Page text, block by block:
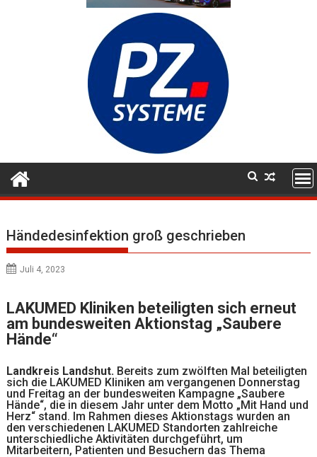
Händedesinfektion groß geschrieben
Juli 4, 2023
LAKUMED Kliniken beteiligten sich erneut
am bundesweiten Aktionstag „Saubere
Hände“
Landkreis Landshut. Bereits zum zwölften Mal beteiligten
sich die LAKUMED Kliniken am vergangenen Donnerstag
und Freitag an der bundesweiten Kampagne „Saubere
Hände“, die in diesem Jahr unter dem Motto „Mit Hand und
Herz“ stand. Im Rahmen dieses Aktionstags wurden an
den verschiedenen LAKUMED Standorten zahlreiche
unterschiedliche Aktivitäten durchgeführt, um
Mitarbeitern, Patienten und Besuchern das Thema